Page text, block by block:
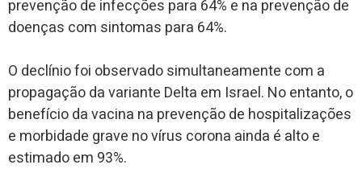
prevenção de infecções para 64% e na prevenção de
doenças com sintomas para 64%.
O declínio foi observado simultaneamente com a
propagação da variante Delta em Israel. No entanto, o
benefício da vacina na prevenção de hospitalizações
e morbidade grave no vírus corona ainda é alto e
estimado em 93%.